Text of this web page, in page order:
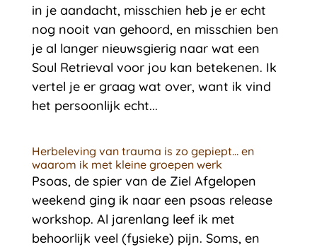
in je aandacht, misschien heb je er echt
nog nooit van gehoord, en misschien ben
je al langer nieuwsgierig naar wat een
Soul Retrieval voor jou kan betekenen. Ik
vertel je er graag wat over, want ik vind
het persoonlijk echt...
Herbeleving van trauma is zo gepiept… en
waarom ik met kleine groepen werk
Psoas, de spier van de Ziel Afgelopen
weekend ging ik naar een psoas release
workshop. Al jarenlang leef ik met
behoorlijk veel (fysieke) pijn. Soms, en